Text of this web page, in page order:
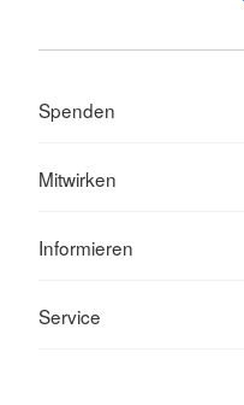
Spenden
Mitwirken
Informieren
Service